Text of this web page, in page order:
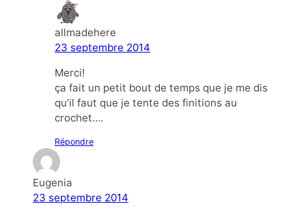
allmadehere
23 septembre 2014
Merci!
ça fait un petit bout de temps que je me dis
qu’il faut que je tente des finitions au
crochet….
Répondre
Eugenia
23 septembre 2014